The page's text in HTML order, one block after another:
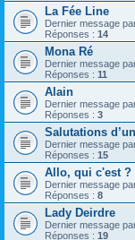
La Fée Line
Dernier message
Réponses : 14
Mona Ré
Dernier message
Réponses : 11
Alain
Dernier message
Réponses : 3
Salutations
Dernier message
Réponses : 15
Allo, qui c'est ?
Dernier message
Réponses : 8
Lady Deirdre
Dernier message
Réponses : 19